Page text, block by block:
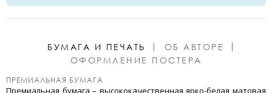
БУМАГА И ПЕЧАТЬ
ОБ АВТОРЕ
ОФОРМЛЕНИЕ ПОСТЕРА
ПРЕМИАЛЬНАЯ БУМАГА
Премиальная бумага – высококачественная ярко-белая матовая